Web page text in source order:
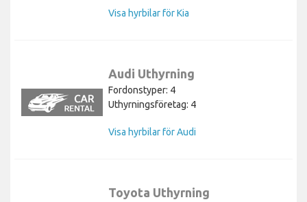
Visa hyrbilar för Kia
Audi Uthyrning
Fordonstyper: 4
Uthyrningsföretag: 4
Visa hyrbilar för Audi
Toyota Uthyrning